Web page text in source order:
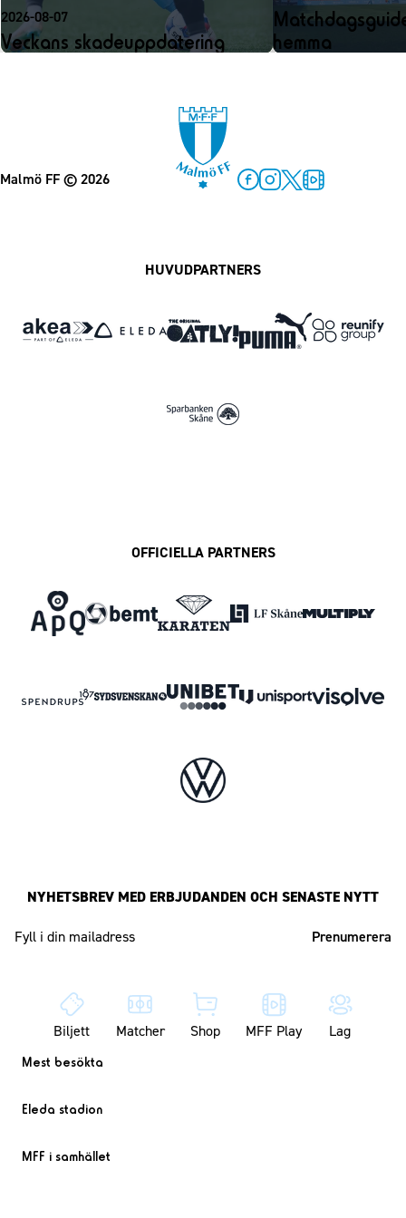
2026-08-07
Veckans skadeuppdatering
hemma
Malmö FF© 2026
HUVUDPARTNERS
OFFICIELLA PARTNERS
NYHETSBREV MED ERBJUDANDEN OCH SENASTE NYTT
Biljett Matcher Shop MFF Play Lag
Mest besökta
Eleda stadion
MFF i samhället